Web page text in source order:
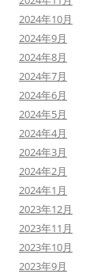
2024年10月
2024年9月
2024年8月
2024年7月
2024年6月
2024年5月
2024年4月
2024年3月
2024年2月
2024年1月
2023年12月
2023年11月
2023年10月
2023年9月